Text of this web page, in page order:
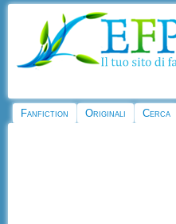
Fanfiction Originali Cerca